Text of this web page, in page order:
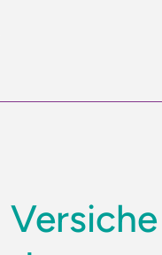
Versiche